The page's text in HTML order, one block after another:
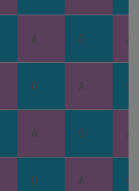
A O A
O A O
A O A
O A O